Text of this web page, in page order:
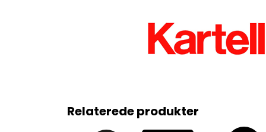
Relaterede produkter